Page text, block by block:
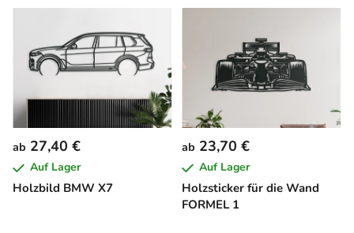
Holzbild BMW X7
ab 27,40 €
Auf Lager
Holzsticker für die Wand
FORMEL 1
ab 23,70 €
Auf Lager